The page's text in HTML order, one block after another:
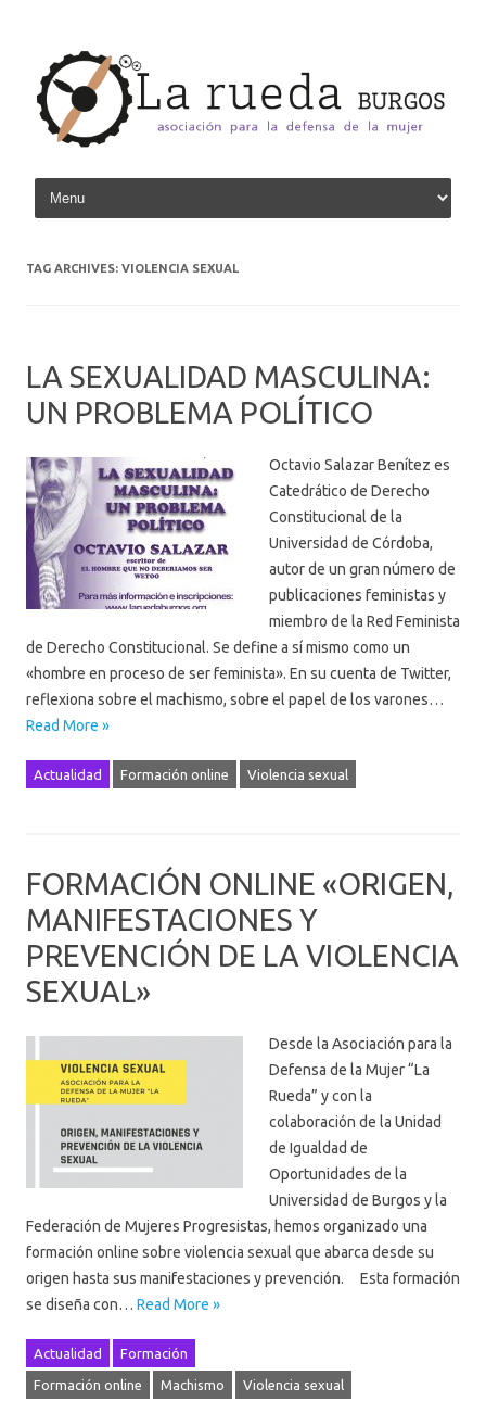
Skip to content
TAG ARCHIVES: VIOLENCIA SEXUAL
LA SEXUALIDAD MASCULINA:
UN PROBLEMA POLÍTICO
Octavio Salazar Benítez es
Catedrático de Derecho
Constitucional de la
Universidad de Córdoba,
autor de un gran número de
publicaciones feministas y
miembro de la Red Feminista
de Derecho Constitucional. Se define a sí mismo como un
«hombre en proceso de ser feminista». En su cuenta de Twitter,
reflexiona sobre el machismo, sobre el papel de los varones…
Read More »
Actualidad Formación online Violencia sexual
FORMACIÓN ONLINE «ORIGEN,
MANIFESTACIONES Y
PREVENCIÓN DE LA VIOLENCIA
SEXUAL»
Desde la Asociación para la
Defensa de la Mujer “La
Rueda” y con la
colaboración de la Unidad
de Igualdad de
Oportunidades de la
Universidad de Burgos y la
Federación de Mujeres Progresistas, hemos organizado una
formación online sobre violencia sexual que abarca desde su
origen hasta sus manifestaciones y prevención. Esta formación
se diseña con… Read More »
Actualidad Formación
Formación online Machismo Violencia sexual